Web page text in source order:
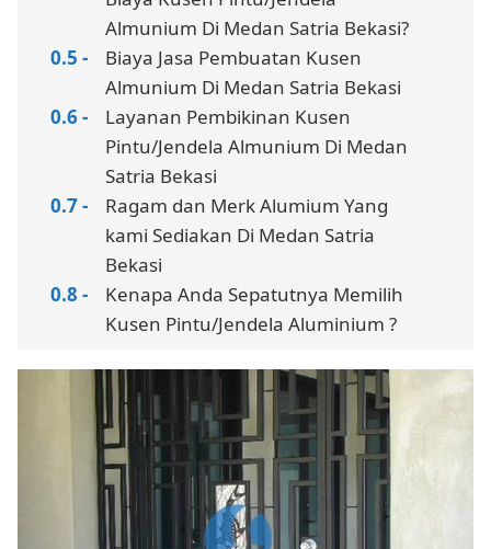
Almunium Di Medan Satria Bekasi?
Biaya Jasa Pembuatan Kusen
Almunium Di Medan Satria Bekasi
Layanan Pembikinan Kusen
Pintu/Jendela Almunium Di Medan
Satria Bekasi
Ragam dan Merk Alumium Yang
kami Sediakan Di Medan Satria
Bekasi
Kenapa Anda Sepatutnya Memilih
Kusen Pintu/Jendela Aluminium ?